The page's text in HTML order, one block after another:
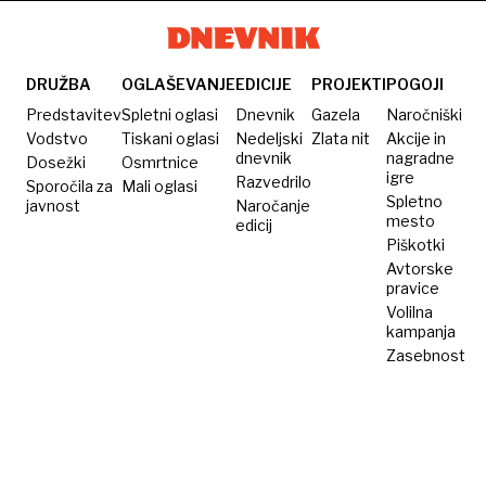
preslana
čičerko
in
obilico
začimb?
vojno in
dobro
jesti
DRUŽBA
Predstavitev
Vodstvo
Dosežki
Sporočila za
javnost
OGLAŠEVANJE
Spletni oglasi
Tiskani oglasi
Osmrtnice
Mali oglasi
EDICIJE
Dnevnik
Nedeljski
dnevnik
Razvedrilo
Naročanje
edicij
PROJEKTI
Gazela
Zlata nit
POGOJI
Naročniški
Akcije in
nagradne
igre
Spletno
mesto
Piškotki
Avtorske
pravice
Volilna
kampanja
Zasebnost